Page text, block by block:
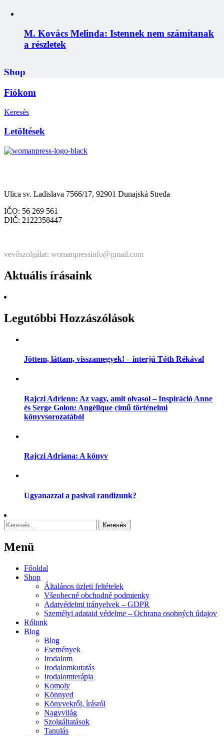
M. Kovács Melinda: Istennek nem számítanak
a részletek
Shop
Fiókom
Keresés
Letöltések
Ulica sv. Ladislava 7566/17, 92901 Dunajská Streda
IČO: 56 269 561
DIČ: 2122358447
vevőszolgálat: womanpressinfo@gmail.com
Aktuális írásaink
Legutóbbi Hozzászólások
Jöttem, láttam, visszamegyek! – interjú Tóth Rékával
Rajczi Adrienn: Az vagy, amit olvasol – Inspiráció Anne
és Serge Golon: Angèlique című történelmi
könyvsorozatából
Rajczi Adriana: A könyv
Ugyanazzal a pasival randizunk?
Keresés:
Menü
Menu
Főoldal
Shop
Általános üzleti feltételek
Všeobecné obchodné podmienky
Adatvédelmi irányelvek – GDPR
Személyi adataid védelme – Ochrana osobných údajov
Rólunk
Blog
Blog
Események
Irodalom
Irodalomkutatás
Irodalomterápia
Komoly
Könnyed
Könyvekről, írásról
Nagyvilág
Szolgáltatások
Tanulás